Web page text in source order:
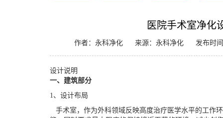
医院手术室净化
作者：永科净化 来源：永科净化 发布时
设计说明
一、建筑部分
1、设计布局
手术室，作为外科领域反映高度治疗医学水平的工作